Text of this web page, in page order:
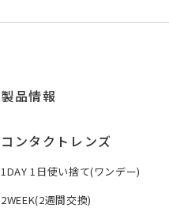
製品情報
コンタクトレンズ
1DAY 1日使い捨て(ワンデー)
2WEEK(2週間交換)